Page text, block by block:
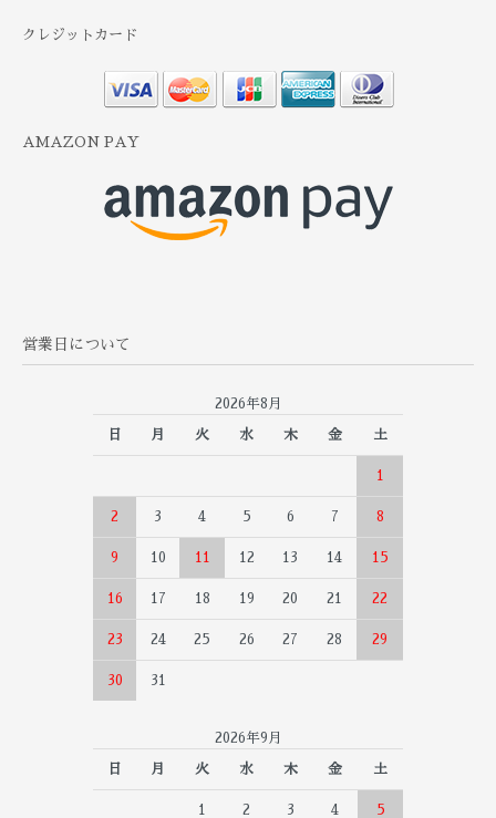
クレジットカード
AMAZON PAY
営業日について
2026年8月
日 月 火 水 木 金 土
1
2 3 4 5 6 7 8
9 10 11 12 13 14 15
16 17 18 19 20 21 22
23 24 25 26 27 28 29
30 31
2026年9月
日 月 火 水 木 金 土
1 2 3 4 5